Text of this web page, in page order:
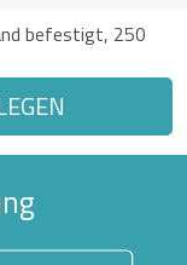
befestigt, 250